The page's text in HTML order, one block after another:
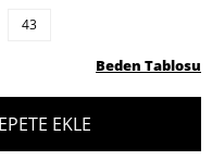
43
Beden Tablosu